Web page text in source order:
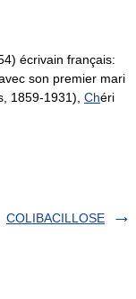
écrivain français:
son premier mari
1859-1931), Chéri
COLIBACILLOSE